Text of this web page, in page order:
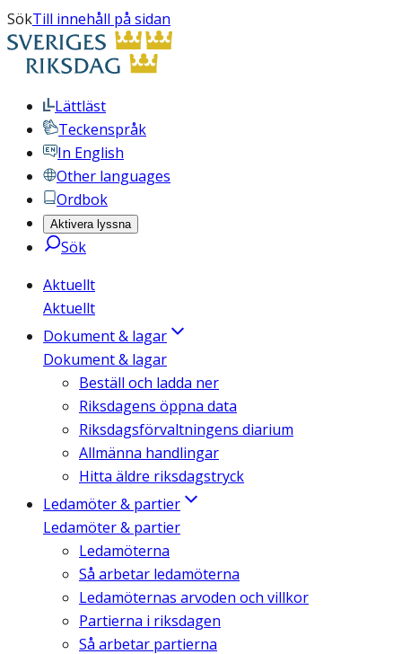
SökTill innehåll på sidan
Lättläst
Teckenspråk
In English
Other languages
Ordbok
Aktivera lyssna
Sök
Aktuellt
Aktuellt
Dokument & lagar
Dokument & lagar
Beställ och ladda ner
Riksdagens öppna data
Riksdagsförvaltningens diarium
Allmänna handlingar
Hitta äldre riksdagstryck
Ledamöter & partier
Ledamöter & partier
Ledamöterna
Så arbetar ledamöterna
Ledamöternas arvoden och villkor
Partierna i riksdagen
Så arbetar partierna